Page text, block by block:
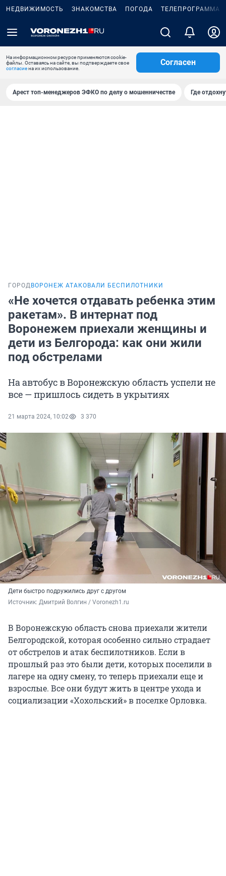
НЕДВИЖИМОСТЬ ЗНАКОМСТВА ПОГОДА ТЕЛЕПРОГРАММА
На информационном ресурсе применяются cookie-
файлы. Оставаясь на сайте, вы подтверждаете свое
согласиена их использование.
Согласен
Арест топ-менеджеров ЭФКО по делу о мошенничестве Где
ГОРОД ВОРОНЕЖ АТАКОВАЛИ БЕСПИЛОТНИКИ
«Не хочется отдавать ребенка этим
ракетам». В интернат под
Воронежем приехали женщины и
дети из Белгорода: как они жили
под обстрелами
На автобус в Воронежскую область успели не
все — пришлось сидеть в укрытиях
21 марта 2024, 10:02 3 370
Дети быстро подружились друг с другом
Источник: Дмитрий Волгин / Voronezh1.ru
В Воронежскую область снова приехали жители
Белгородской, которая особенно сильно страдает
от обстрелов и атак беспилотников. Если в
прошлый раз это были дети, которых поселили в
лагере на одну смену, то теперь приехали еще и
взрослые. Все они будут жить в центре ухода и
социализации «Хохольский» в поселке Орловка.